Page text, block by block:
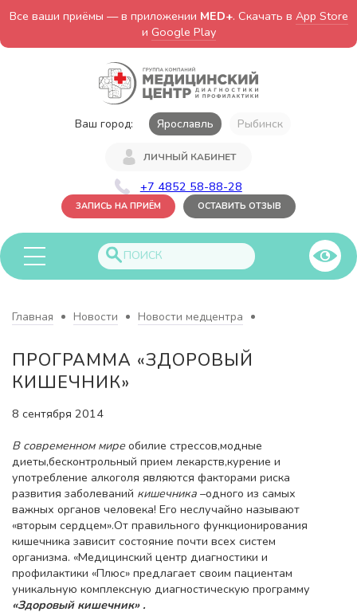
Все ваши приёмы — в приложении MED+. Скачать в App Store
и Google Play
Ваш город: Ярославль Рыбинск
ЛИЧНЫЙ КАБИНЕТ
+7 4852 58-88-28
ЗАПИСЬ НА ПРИЁМ ОСТАВИТЬ ОТЗЫВ
Главная Новости Новости медцентра
ПРОГРАММА «ЗДОРОВЫЙ
КИШЕЧНИК»
8 сентября 2014
В современном миреобилие стрессов,модные
диеты,бесконтрольный прием лекарств,курение и
употребление алкоголя являются факторами риска
развития заболеваний кишечника –одного из самых
важных органов человека! Его неслучайно называют
«вторым сердцем».От правильного функционирования
кишечника зависит состояние почти всех систем
организма. «Медицинский центр диагностики и
профилактики «Плюс» предлагает своим пациентам
уникальную комплексную диагностическую программу
«Здоровый кишечник» .